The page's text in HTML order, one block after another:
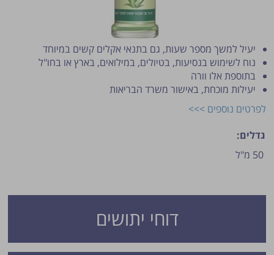
דוחי יתושים
יעיל למשך מספר שעות, גם בתנאי אקלים קשים במיוחד
נוח לשימוש בנסיעות, בטיולים, במילואים, בארץ או בחו"ל
בתוספת אלו וורה
יעילות מוכחת, באישור משרד הבריאות
לפרטים נוספים >>>
גדלים:
50 מ"ל
פרסום הטיפ מותנה לשיקול מנהל האתר.